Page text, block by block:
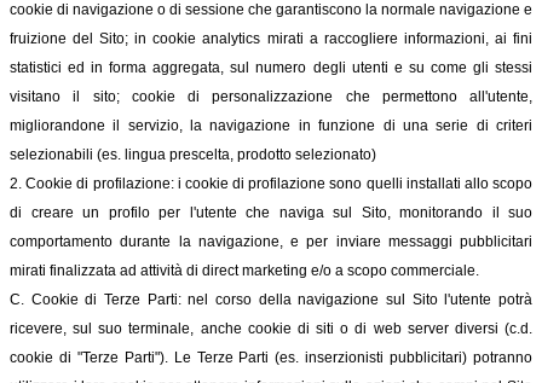
cookie di navigazione o di sessione che garantiscono la normale navigazione e
fruizione del Sito; in cookie analytics mirati a raccogliere informazioni, ai fini
statistici ed in forma aggregata, sul numero degli utenti e su come gli stessi
visitano il sito; cookie di personalizzazione che permettono all'utente,
migliorandone il servizio, la navigazione in funzione di una serie di criteri
selezionabili (es. lingua prescelta, prodotto selezionato)
2. Cookie di profilazione: i cookie di profilazione sono quelli installati allo scopo
di creare un profilo per l'utente che naviga sul Sito, monitorando il suo
comportamento durante la navigazione, e per inviare messaggi pubblicitari
mirati finalizzata ad attività di direct marketing e/o a scopo commerciale.
C. Cookie di Terze Parti: nel corso della navigazione sul Sito l'utente potrà
ricevere, sul suo terminale, anche cookie di siti o di web server diversi (c.d.
cookie di "Terze Parti"). Le Terze Parti (es. inserzionisti pubblicitari) potranno